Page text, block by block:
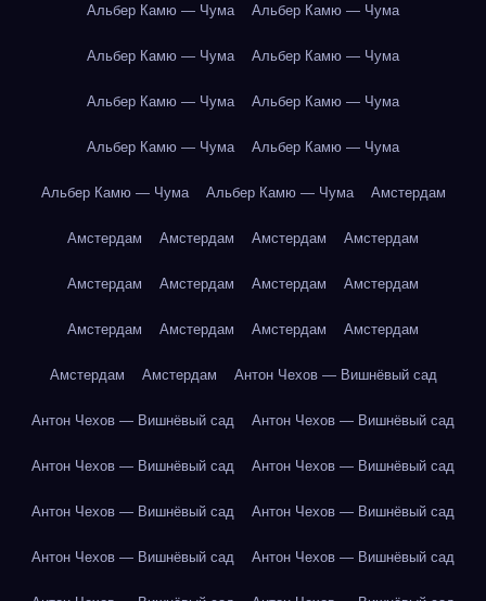
Альбер Камю — Чума Альбер Камю — Чума
Альбер Камю — Чума Альбер Камю — Чума
Альбер Камю — Чума Альбер Камю — Чума
Альбер Камю — Чума Альбер Камю — Чума
Альбер Камю — Чума Альбер Камю — Чума Амстердам
Амстердам Амстердам Амстердам Амстердам
Амстердам Амстердам Амстердам Амстердам
Амстердам Амстердам Амстердам Амстердам
Амстердам Амстердам Антон Чехов — Вишнёвый сад
Антон Чехов — Вишнёвый сад Антон Чехов — Вишнёвый сад
Антон Чехов — Вишнёвый сад Антон Чехов — Вишнёвый сад
Антон Чехов — Вишнёвый сад Антон Чехов — Вишнёвый сад
Антон Чехов — Вишнёвый сад Антон Чехов — Вишнёвый сад